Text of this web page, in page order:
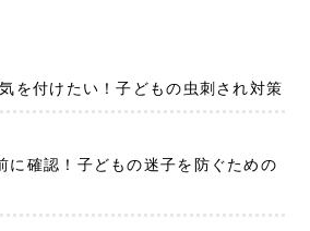
を付けたい！子どもの虫刺され対策
に確認！子どもの迷子を防ぐための